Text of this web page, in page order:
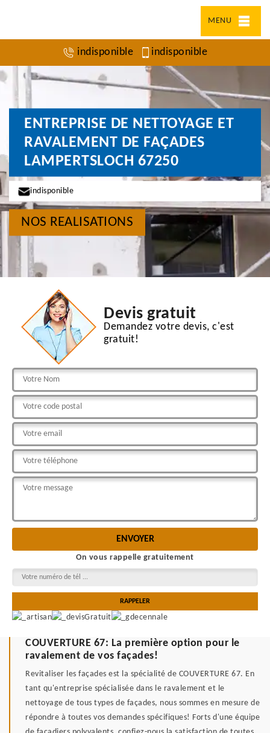
MENU
indisponible indisponible
ENTREPRISE DE NETTOYAGE ET
RAVALEMENT DE FAÇADES
LAMPERTSLOCH 67250
indisponible
NOS REALISATIONS
Devis gratuit
Demandez votre devis, c'est
gratuit!
On vous rappelle gratuitement
COUVERTURE 67: La première option pour le
ravalement de vos façades!
Revitaliser les façades est la spécialité de COUVERTURE 67. En
tant qu'entreprise spécialisée dans le ravalement et le
nettoyage de tous types de façades, nous sommes en mesure de
répondre à toutes vos demandes spécifiques! Forts d'une équipe